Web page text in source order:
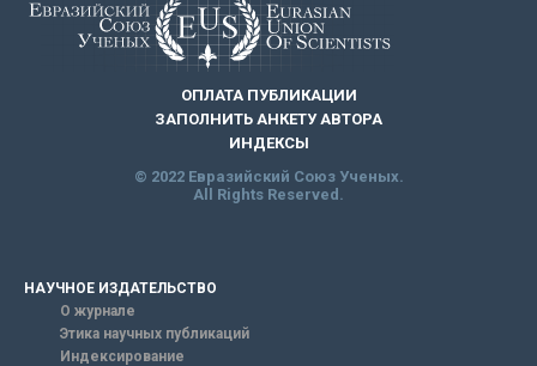
ОПЛАТА ПУБЛИКАЦИИ
ЗАПОЛНИТЬ АНКЕТУ АВТОРА
ИНДЕКСЫ
© 2022 Евразийский Союз Ученых.
All Rights Reserved.
НАУЧНОЕ ИЗДАТЕЛЬСТВО
О журнале
Этика научных публикаций
Индексирование